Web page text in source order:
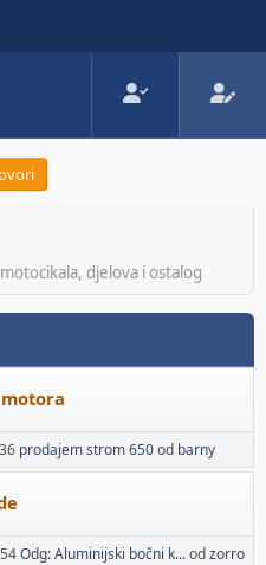
djelova i ostalog
prodajem strom 650od barny
Odg: Aluminijski bočni k...odzorro